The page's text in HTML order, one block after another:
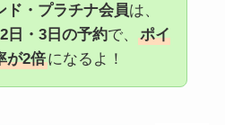
ド・プラチナ会員は、
日・3日の予約で、
ポイ
が2倍になるよ！